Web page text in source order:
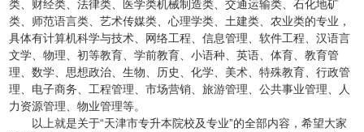
类、财经类、法律类、医学类机械制造类、交通运输类、石化地矿
类、师范语言类、艺术传媒类、心理学类、土建类、农业类的专业，
具体有计算机科学与技术、网络工程、信息管理、软件工程、汉语言
文学、物理、初等教育、学前教育、小语种、英语、体育、教育管
理、数学、思想政治、生物、历史、化学、美术、特殊教育、行政管
理、电子商务、工程管理、市场营销、旅游管理、公共事业管理、人
力资源管理、物业管理等。
以上就是关于“天津市专升本院校及专业”的全部内容，希望大家